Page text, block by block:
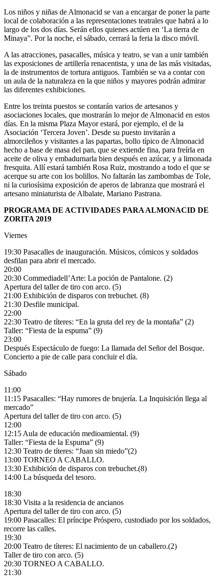
Los niños y niñas de Almonacid se van a encargar de poner la parte
local de colaboración a las representaciones teatrales que habrá a lo
largo de los dos días. Serán ellos quienes actúen en ‘La tierra de
Minaya”. Por la noche, el sábado, cerrará la feria la disco móvil.
A las atracciones, pasacalles, música y teatro, se van a unir también
las exposiciones de artillería renacentista, y una de las más visitadas,
la de instrumentos de tortura antiguos. También se va a contar con
un aula de la naturaleza en la que niños y mayores podrán admirar
las diferentes exhibiciones.
Entre los treinta puestos se contarán varios de artesanos y
asociaciones locales, que mostrarán lo mejor de Almonacid en estos
días. En la misma Plaza Mayor estará, por ejemplo, el de la
Asociación ‘Tercera Joven’. Desde su puesto invitarán a
almorcileños y visitantes a las papartas, bollo típico de Almonacid
hecho a base de masa del pan, que se extiende fina, para freírla en
aceite de oliva y embadurnarla bien después en azúcar, y a limonada
fresquita. Allí estará también Rosa Ruiz, mostrando a todo el que se
acerque su arte con los bolillos. No faltarán las zambombas de Tole,
ni la curiosísima exposición de aperos de labranza que mostrará el
artesano miniaturista de Albalate, Mariano Pastrana.
PROGRAMA DE ACTIVIDADES PARA ALMONACID DE
ZORITA 2019
Viernes
19:30 Pasacalles de inauguración. Músicos, cómicos y soldados
desfilan para abrir el mercado.
20:00
20:30 Commediadell’Arte: La poción de Pantalone. (2)
Apertura del taller de tiro con arco. (5)
21:00 Exhibición de disparos con trebuchet. (8)
21:30 Desfile municipal.
22:00
22:30 Teatro de títeres: “En la gruta del rey de la montaña” (2)
Taller: “Fiesta de la espuma” (9)
23:00
Después Espectáculo de fuego: La llamada del Señor del Bosque.
Concierto a pie de calle para concluir el día.
Sábado
11:00
11:15 Pasacalles: “Hay rumores de brujería. La Inquisición llega al
mercado”
Apertura del taller de tiro con arco. (5)
12:00
12:15 Aula de educación medioamiental. (9)
Taller: “Fiesta de la Espuma” (9)
12:30 Teatro de títeres: “Juan sin miedo”(2)
13:00 TORNEO A CABALLO.
13:30 Exhibición de disparos con trebuchet.(8)
14:00 La búsqueda del tesoro.
18:30
18:30 Visita a la residencia de ancianos
Apertura del taller de tiro con arco. (5)
19:00 Pasacalles: El príncipe Próspero, custodiado por los soldados,
recorre las calles.
19:30
20:00 Teatro de títeres: El nacimiento de un caballero.(2)
Taller de tiro con arco. (5)
20:30 TORNEO A CABALLO.
21:30